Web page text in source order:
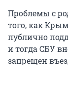
Проблемы с
того, как
публично
и тогда СБУ
запрещен